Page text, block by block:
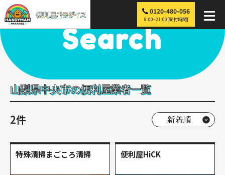
0120-480-056
8:00~21:00[受付時間]
便利屋パラダイス > 探す > 中央市
Search
山梨県中央市の便利屋業者一覧
2件
特殊清掃まごころ清掃 便利屋HiCK